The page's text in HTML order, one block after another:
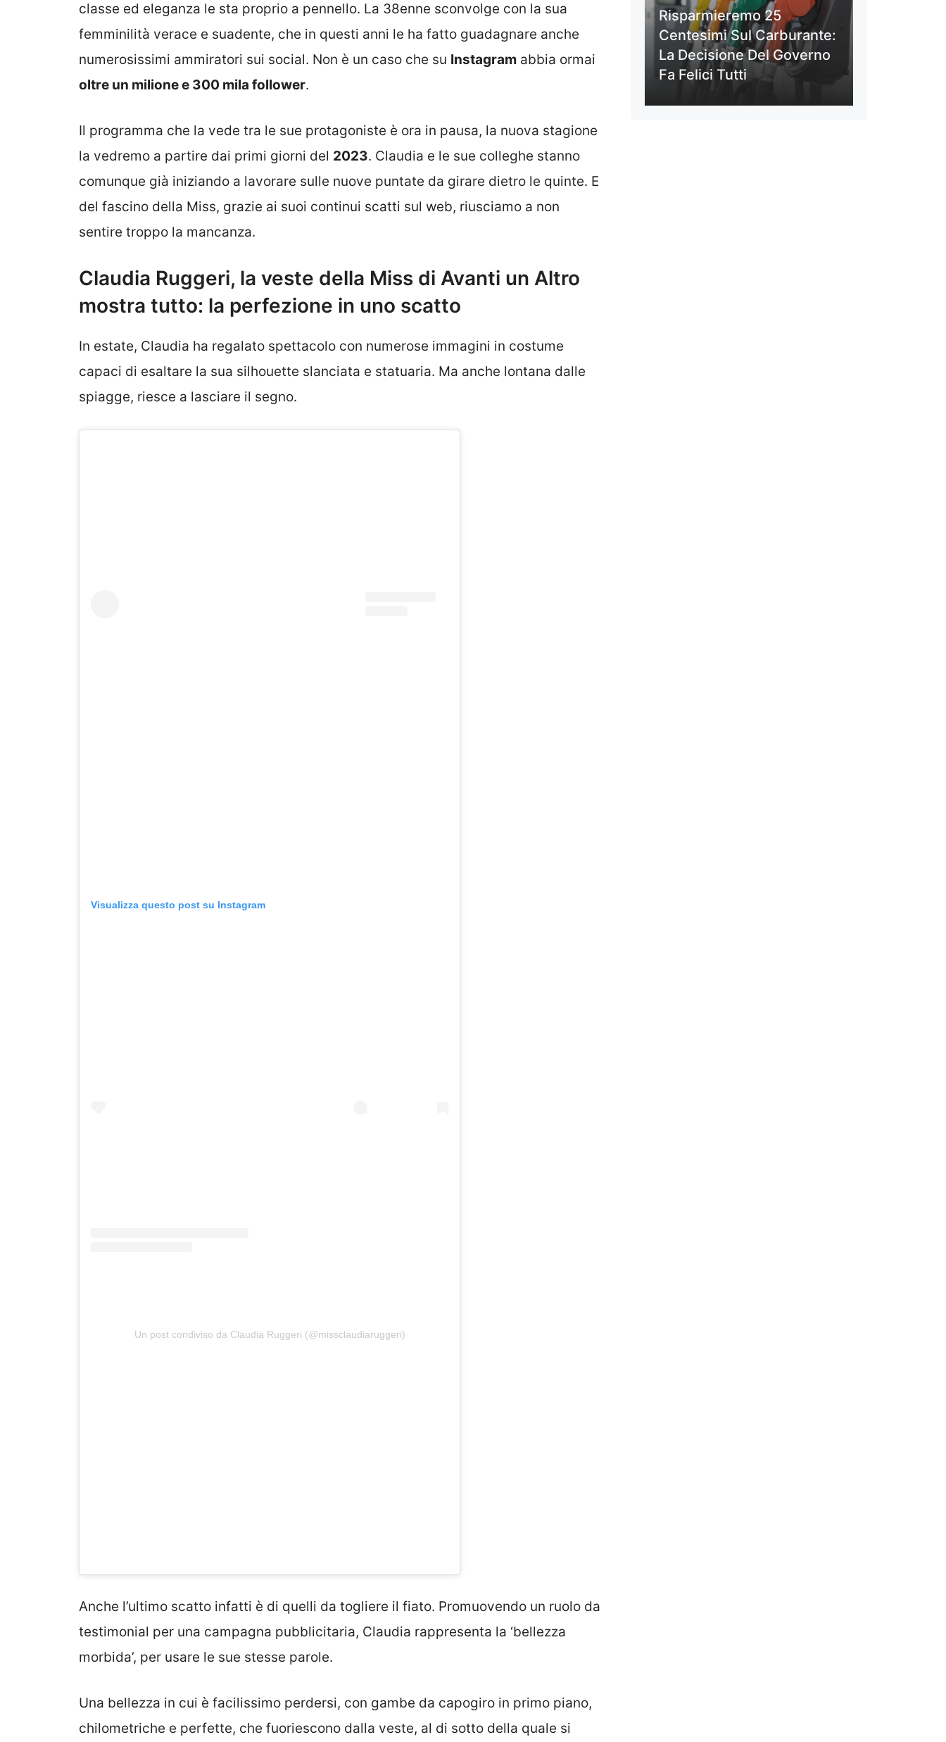
classe ed eleganza le sta proprio a pennello. La 38enne sconvolge con la sua
femminilità verace e suadente, che in questi anni le ha fatto guadagnare anche
numerosissimi ammiratori sui social. Non è un caso che su Instagram abbia ormai
oltre un milione e 300 mila follower.
Il programma che la vede tra le sue protagoniste è ora in pausa, la nuova stagione
la vedremo a partire dai primi giorni del 2023. Claudia e le sue colleghe stanno
comunque già iniziando a lavorare sulle nuove puntate da girare dietro le quinte. E
del fascino della Miss, grazie ai suoi continui scatti sul web, riusciamo a non
sentire troppo la mancanza.
Claudia Ruggeri, la veste della Miss di Avanti un Altro
mostra tutto: la perfezione in uno scatto
In estate, Claudia ha regalato spettacolo con numerose immagini in costume
capaci di esaltare la sua silhouette slanciata e statuaria. Ma anche lontana dalle
spiagge, riesce a lasciare il segno.
Visualizza questo post su Instagram
Un post condiviso da Claudia Ruggeri (@missclaudiaruggeri)
Anche l’ultimo scatto infatti è di quelli da togliere il fiato. Promuovendo un ruolo da
testimonial per una campagna pubblicitaria, Claudia rappresenta la ‘bellezza
morbida’, per usare le sue stesse parole.
Una bellezza in cui è facilissimo perdersi, con gambe da capogiro in primo piano,
chilometriche e perfette, che fuoriescono dalla veste, al di sotto della quale si
Risparmieremo 25
Centesimi Sul Carburante:
La Decisione Del Governo
Fa Felici Tutti